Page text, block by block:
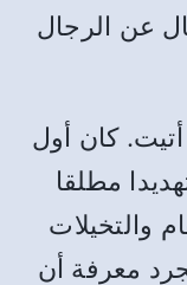
عن الرجال
كان أول
مطلقا
والتخيلات
معرفة أن